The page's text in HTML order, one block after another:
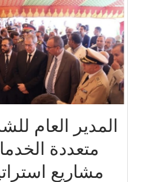
المدير العام
متعددة
مشاريع